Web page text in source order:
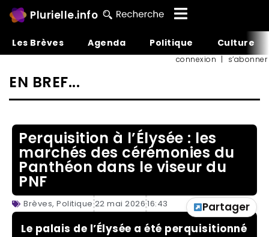
Plurielle.info
Les Brèves Agenda Politique Culture
connexion | s’abonner
EN BREF...
Perquisition à l’Élysée : les
marchés des cérémonies du
Panthéon dans le viseur du
PNF
Brèves, Politique 22 mai 2026 16:43
Partager
Le palais de l’Élysée a été perquisitionné